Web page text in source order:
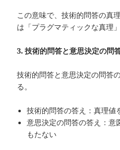
この意味で、技術的問答の真
は「プラグマティックな真理
3.技術的問答と意思決定の問
技術的問答と意思決定の問答
る。
技術的問答の答え：真理値
意思決定の問答の答え：意
もたない